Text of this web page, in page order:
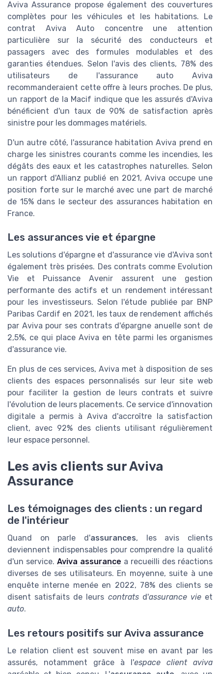
Aviva Assurance propose également des couvertures
complètes pour les véhicules et les habitations. Le
contrat Aviva Auto concentre une attention
particulière sur la sécurité des conducteurs et
passagers avec des formules modulables et des
garanties étendues. Selon l'avis des clients, 78% des
utilisateurs de l'assurance auto Aviva
recommanderaient cette offre à leurs proches. De plus,
un rapport de la Macif indique que les assurés d'Aviva
bénéficient d'un taux de 90% de satisfaction après
sinistre pour les dommages matériels.
D'un autre côté, l'assurance habitation Aviva prend en
charge les sinistres courants comme les incendies, les
dégâts des eaux et les catastrophes naturelles. Selon
un rapport d'Allianz publié en 2021, Aviva occupe une
position forte sur le marché avec une part de marché
de 15% dans le secteur des assurances habitation en
France.
Les assurances vie et épargne
Les solutions d'épargne et d'assurance vie d'Aviva sont
également très prisées. Des contrats comme Evolution
Vie et Puissance Avenir assurent une gestion
performante des actifs et un rendement intéressant
pour les investisseurs. Selon l'étude publiée par BNP
Paribas Cardif en 2021, les taux de rendement affichés
par Aviva pour ses contrats d'épargne anuelle sont de
2,5%, ce qui place Aviva en tête parmi les organismes
d'assurance vie.
En plus de ces services, Aviva met à disposition de ses
clients des espaces personnalisés sur leur site web
pour faciliter la gestion de leurs contrats et suivre
l'évolution de leurs placements. Ce service d'innovation
digitale a permis à Aviva d'accroître la satisfaction
client, avec 92% des clients utilisant régulièrement
leur espace personnel.
Les avis clients sur Aviva
Assurance
Les témoignages des clients : un regard
de l'intérieur
Quand on parle d'assurances, les avis clients
deviennent indispensables pour comprendre la qualité
d'un service. Aviva assurance a recueilli des réactions
diverses de ses utilisateurs. En moyenne, suite à une
enquête interne menée en 2022, 78% des clients se
disent satisfaits de leurs contratsd'assurance vieet
auto.
Les retours positifs sur Aviva assurance
Le relation client est souvent mise en avant par les
assurés, notamment grâce à l'espace client aviva